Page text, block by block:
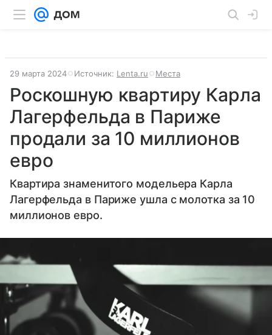
29 марта 2024 Источник: Lenta.ru Места
Роскошную квартиру Карла
Лагерфельда в Париже
продали за 10 миллионов
евро
Квартира знаменитого модельера Карла
Лагерфельда в Париже ушла с молотка за 10
миллионов евро.